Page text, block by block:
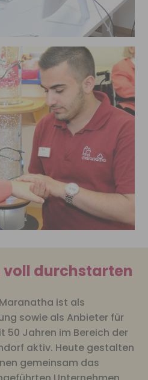
durchstarten
ist als
sowie als Anbieter für
50 Jahren im Bereich der
aktiv. Heute gestalten
gemeinsam das